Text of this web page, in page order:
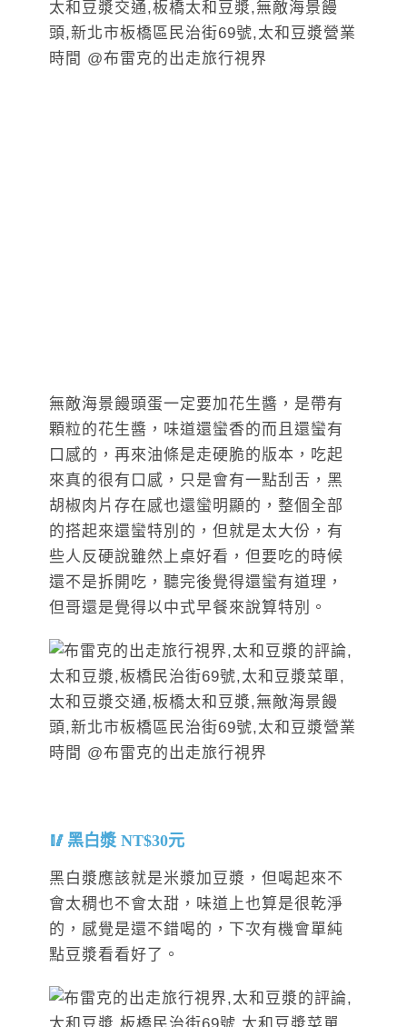
無敵海景饅頭蛋一定要加花生醬，是帶有
顆粒的花生醬，味道還蠻香的而且還蠻有
口感的，再來油條是走硬脆的版本，吃起
來真的很有口感，只是會有一點刮舌，黑
胡椒肉片存在感也還蠻明顯的，整個全部
的搭起來還蠻特別的，但就是太大份，有
些人反硬說雖然上桌好看，但要吃的時候
還不是拆開吃，聽完後覺得還蠻有道理，
但哥還是覺得以中式早餐來說算特別。
黑白漿 NT$30元
黑白漿應該就是米漿加豆漿，但喝起來不
會太稠也不會太甜，味道上也算是很乾淨
的，感覺是還不錯喝的，下次有機會單純
點豆漿看看好了。